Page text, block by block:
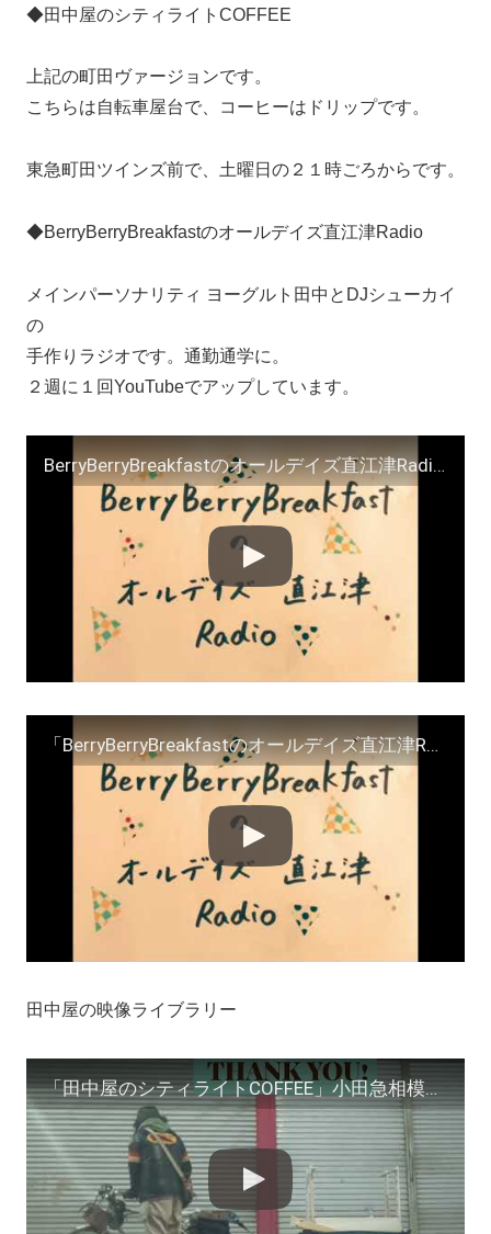
◆田中屋のシティライトCOFFEE
上記の町田ヴァージョンです。
こちらは自転車屋台で、コーヒーはドリップです。
東急町田ツインズ前で、土曜日の２１時ごろからです。
◆BerryBerryBreakfastのオールデイズ直江津Radio
メインパーソナリティ ヨーグルト田中とDJシューカイ
の
手作りラジオです。通勤通学に。
２週に１回YouTubeでアップしています。
BerryBerryBreakfastのオールデイズ直江津Radio～第３０回 ヨーグルト田中 ＤＪシューカイ
「BerryBerryBreakfastのオールデイズ直江津Radio～第２９回」
田中屋の映像ライブラリー
「田中屋のシティライトCOFFEE」小田急相模原 初出店篇